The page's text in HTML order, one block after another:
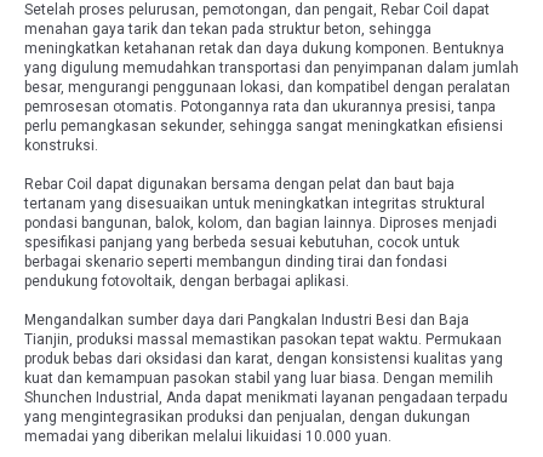
Setelah proses pelurusan, pemotongan, dan pengait, Rebar Coil dapat
menahan gaya tarik dan tekan pada struktur beton, sehingga
meningkatkan ketahanan retak dan daya dukung komponen. Bentuknya
yang digulung memudahkan transportasi dan penyimpanan dalam jumlah
besar, mengurangi penggunaan lokasi, dan kompatibel dengan peralatan
pemrosesan otomatis. Potongannya rata dan ukurannya presisi, tanpa
perlu pemangkasan sekunder, sehingga sangat meningkatkan efisiensi
konstruksi.
Rebar Coil dapat digunakan bersama dengan pelat dan baut baja
tertanam yang disesuaikan untuk meningkatkan integritas struktural
pondasi bangunan, balok, kolom, dan bagian lainnya. Diproses menjadi
spesifikasi panjang yang berbeda sesuai kebutuhan, cocok untuk
berbagai skenario seperti membangun dinding tirai dan fondasi
pendukung fotovoltaik, dengan berbagai aplikasi.
Mengandalkan sumber daya dari Pangkalan Industri Besi dan Baja
Tianjin, produksi massal memastikan pasokan tepat waktu. Permukaan
produk bebas dari oksidasi dan karat, dengan konsistensi kualitas yang
kuat dan kemampuan pasokan stabil yang luar biasa. Dengan memilih
Shunchen Industrial, Anda dapat menikmati layanan pengadaan terpadu
yang mengintegrasikan produksi dan penjualan, dengan dukungan
memadai yang diberikan melalui likuidasi 10.000 yuan.